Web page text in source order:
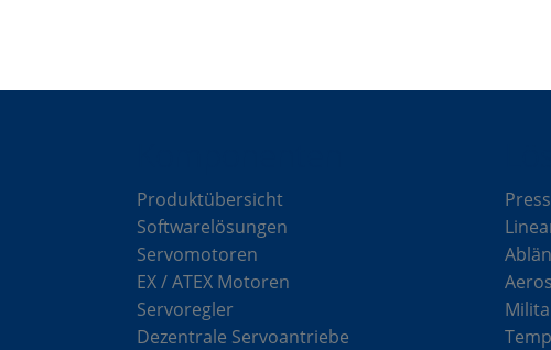
Produktübersicht
Softwarelösungen
Servomotoren
EX / ATEX Motoren
Servoregler
Dezentrale Servoantriebe